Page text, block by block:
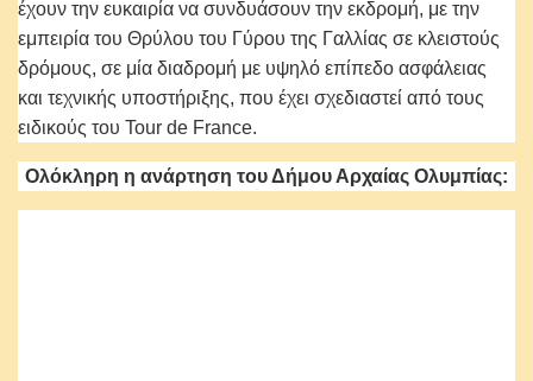
έχουν την ευκαιρία να συνδυάσουν την εκδρομή, με την
εμπειρία του Θρύλου του Γύρου της Γαλλίας σε κλειστούς
δρόμους, σε μία διαδρομή με υψηλό επίπεδο ασφάλειας
και τεχνικής υποστήριξης, που έχει σχεδιαστεί από τους
ειδικούς του Tour de France.
Ολόκληρη η ανάρτηση του Δήμου Αρχαίας Ολυμπίας: